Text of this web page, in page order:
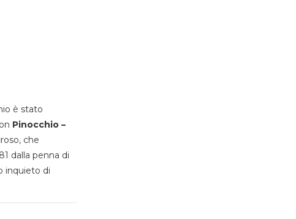
è stato
Pinocchio –
che
dalla penna di
inquieto di